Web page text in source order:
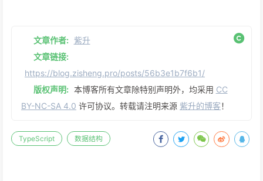
文章作者: 紫升
文章链接:
https://blog.zisheng.pro/posts/56b3e1b7f6b1/
版权声明: 本博客所有文章除特别声明外，均采用 CC
BY-NC-SA 4.0 许可协议。转载请注明来源 紫升的博客！
TypeScript 数据结构